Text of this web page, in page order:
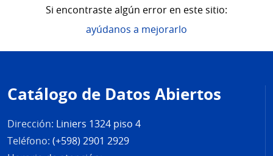
Si encontraste algún error en este sitio:
ayúdanos a mejorarlo
de
página
Catálogo de Datos Abiertos
Dirección: Liniers 1324 piso 4
Teléfono: (+598) 2901 2929